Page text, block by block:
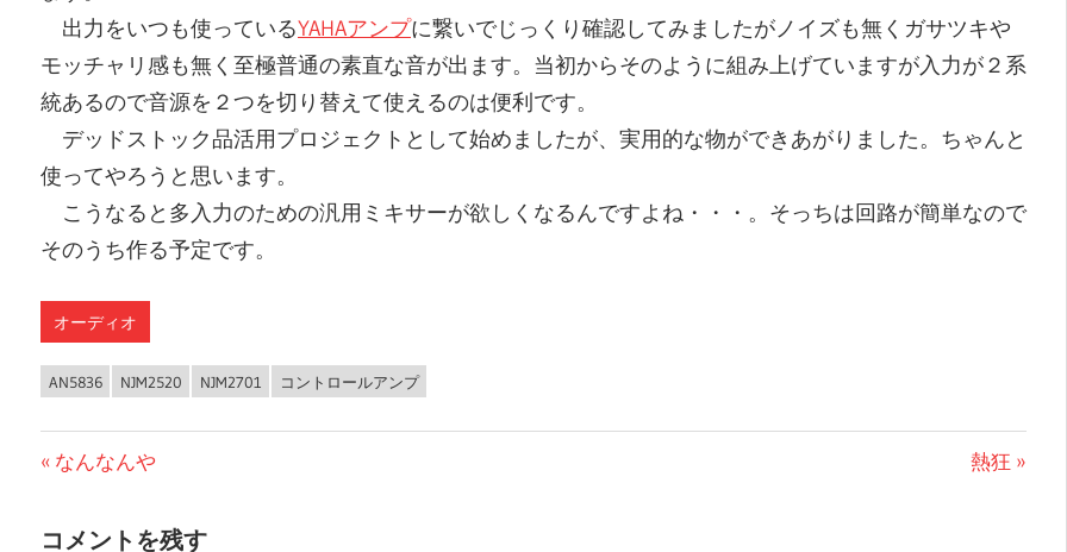
出力をいつも使っているYAHAアンプに繋いでじっくり確認してみましたがノイズも無くガサツキや
モッチャリ感も無く至極普通の素直な音が出ます。当初からそのように組み上げていますが入力が２系
統あるので音源を２つを切り替えて使えるのは便利です。
デッドストック品活用プロジェクトとして始めましたが、実用的な物ができあがりました。ちゃんと
使ってやろうと思います。
こうなると多入力のための汎用ミキサーが欲しくなるんですよね・・・。そっちは回路が簡単なので
そのうち作る予定です。
オーディオ
AN5836 NJM2520 NJM2701 コントロールアンプ
稿
前
投
なんなんや
次
熱狂
コメントを残す